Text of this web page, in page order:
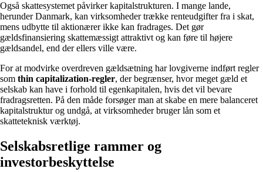
Også skattesystemet påvirker kapitalstrukturen. I mange lande,
herunder Danmark, kan virksomheder trække renteudgifter fra i skat,
mens udbytte til aktionærer ikke kan fradrages. Det gør
gældsfinansiering skattemæssigt attraktivt og kan føre til højere
gældsandel, end der ellers ville være.
For at modvirke overdreven gældsætning har lovgiverne indført regler
som thin capitalization-regler, der begrænser, hvor meget gæld et
selskab kan have i forhold til egenkapitalen, hvis det vil bevare
fradragsretten. På den måde forsøger man at skabe en mere balanceret
kapitalstruktur og undgå, at virksomheder bruger lån som et
skatteteknisk værktøj.
Selskabsretlige rammer og
investorbeskyttelse